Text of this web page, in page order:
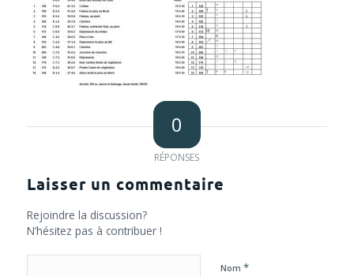
0
RÉPONSES
Laisser un commentaire
Rejoindre la discussion?
N’hésitez pas à contribuer !
Nom *